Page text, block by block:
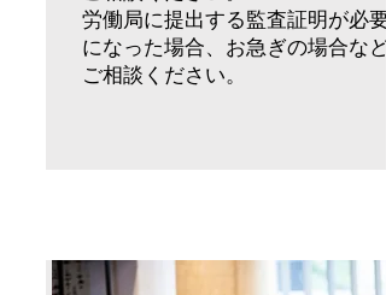
労働局に提出する監査証明が必要
になった場合、お急ぎの場合など
ご相談ください。